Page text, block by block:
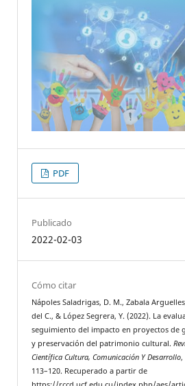
PDF
Publicado
2022-02-03
Cómo citar
Nápoles Saladrigas, D. M., Zabala
del C., & López Segrera, Y. (2022). La
seguimiento del impacto en proyectos de
y preservación del patrimonio cultural.
Científica Cultura, Comunicación Y Desarrollo,
113–120. Recuperado a partir de